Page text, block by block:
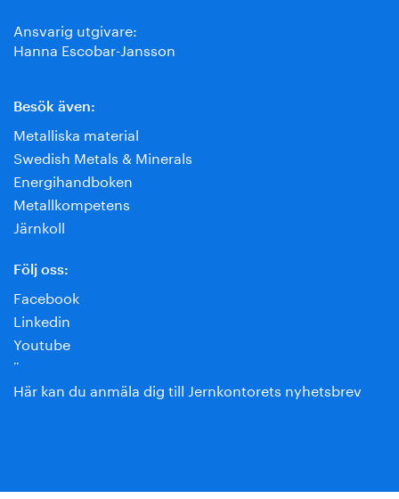
Ansvarig utgivare:
Hanna Escobar-Jansson
Besök även:
Metalliska material
Swedish Metals & Minerals
Energihandboken
Metallkompetens
Järnkoll
Följ oss:
Facebook
Linkedin
Youtube
¨
Här kan du anmäla dig till Jernkontorets nyhetsbrev